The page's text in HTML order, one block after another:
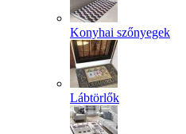
Konyhai szőnyegek
Lábtörlők